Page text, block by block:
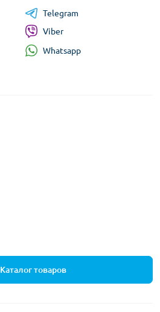
Каталог товаров
Telegram
Viber
Whatsapp